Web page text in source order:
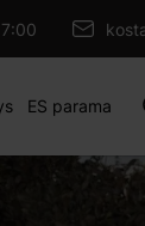
Paieška
ES parama